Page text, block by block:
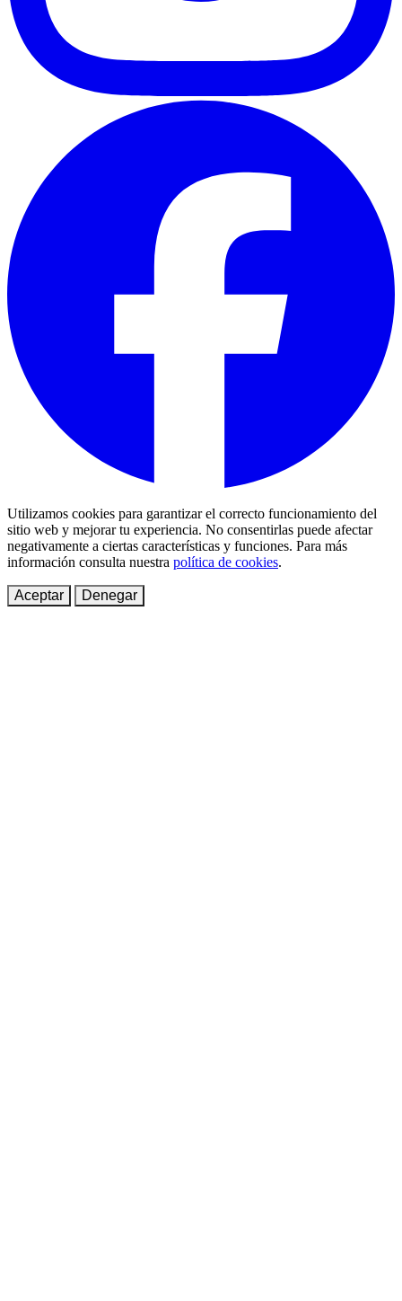
Utilizamos cookies para garantizar el correcto funcionamiento del
sitio web y mejorar tu experiencia. No consentirlas puede afectar
negativamente a ciertas características y funciones. Para más
información consulta nuestra política de cookies.
Aceptar Denegar